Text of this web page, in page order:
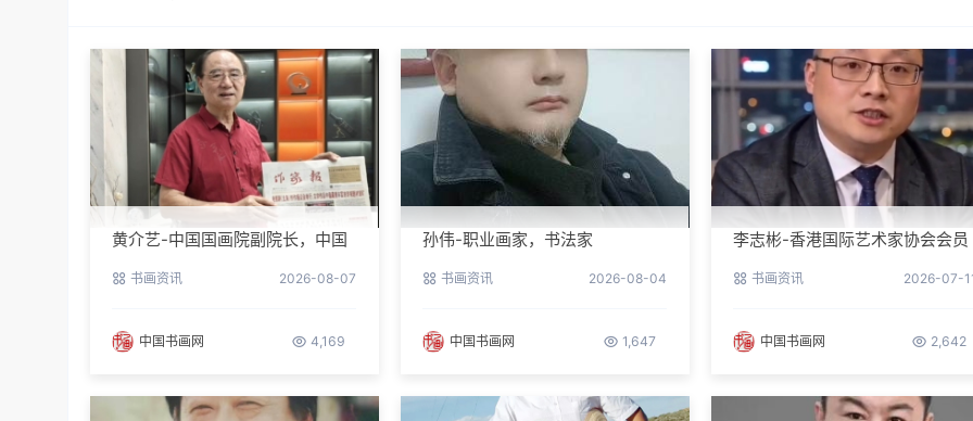
黄介艺-中国国画院副院长，中国
书画资讯 2026-08-07
中国书画网 4,169
孙伟-职业画家，书法家
书画资讯 2026-08-04
中国书画网 1,647
李志彬-香港国际艺术家协会会员
书画资讯 2026-07-
中国书画网 2,642